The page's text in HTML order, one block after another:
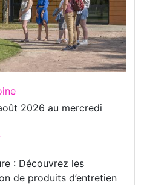
2026 au mercredi
: Découvrez les
de produits d’entretien